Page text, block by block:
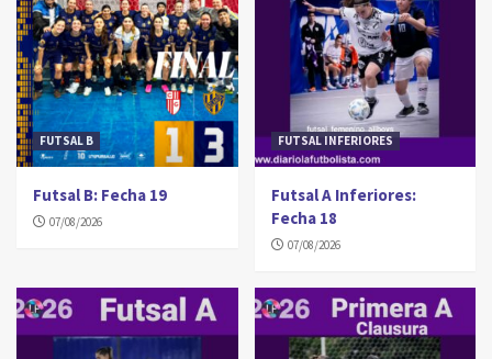
FUTSAL B
Futsal B: Fecha 19
07/08/2026
FUTSAL INFERIORES
Futsal A Inferiores:
Fecha 18
07/08/2026